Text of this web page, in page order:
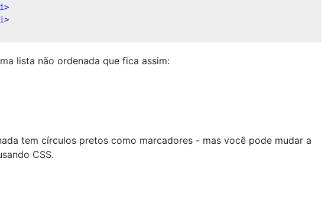
>
>
lista não ordenada que fica assim:
tem círculos pretos como marcadores - mas você pode mudar a
CSS.